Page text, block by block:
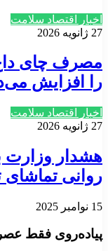
اخبار اقتصاد سلامت
27 ژانویه 2026
مصرف چای
را افزایش
اخبار اقتصاد سلامت
27 ژانویه 2026
هشدار وزارت
روانی
15 نوامبر 2025
پیاده‌روی فقط